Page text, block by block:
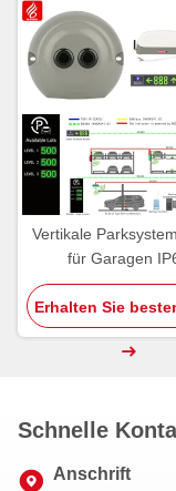
Vertikale
für Garagen
Erhalten Sie
Schnelle
Anschrift